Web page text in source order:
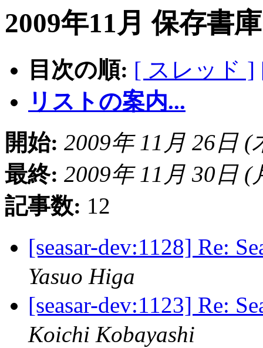
2009年11月 保存書
目次の順: [ スレッド ]
リストの案内...
開始: 2009年 11月 26日 (
最終: 2009年 11月 30日 (
記事数: 12
[seasar-dev:1128] Re:
Yasuo Higa
[seasar-dev:1123] Re:
Koichi Kobayashi